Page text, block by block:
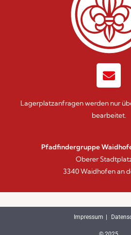
Lagerplatzanfragen werden nur
bearbeitet.
Pfadfindergruppe
Oberer
3340 Waidhofen an
Impressum